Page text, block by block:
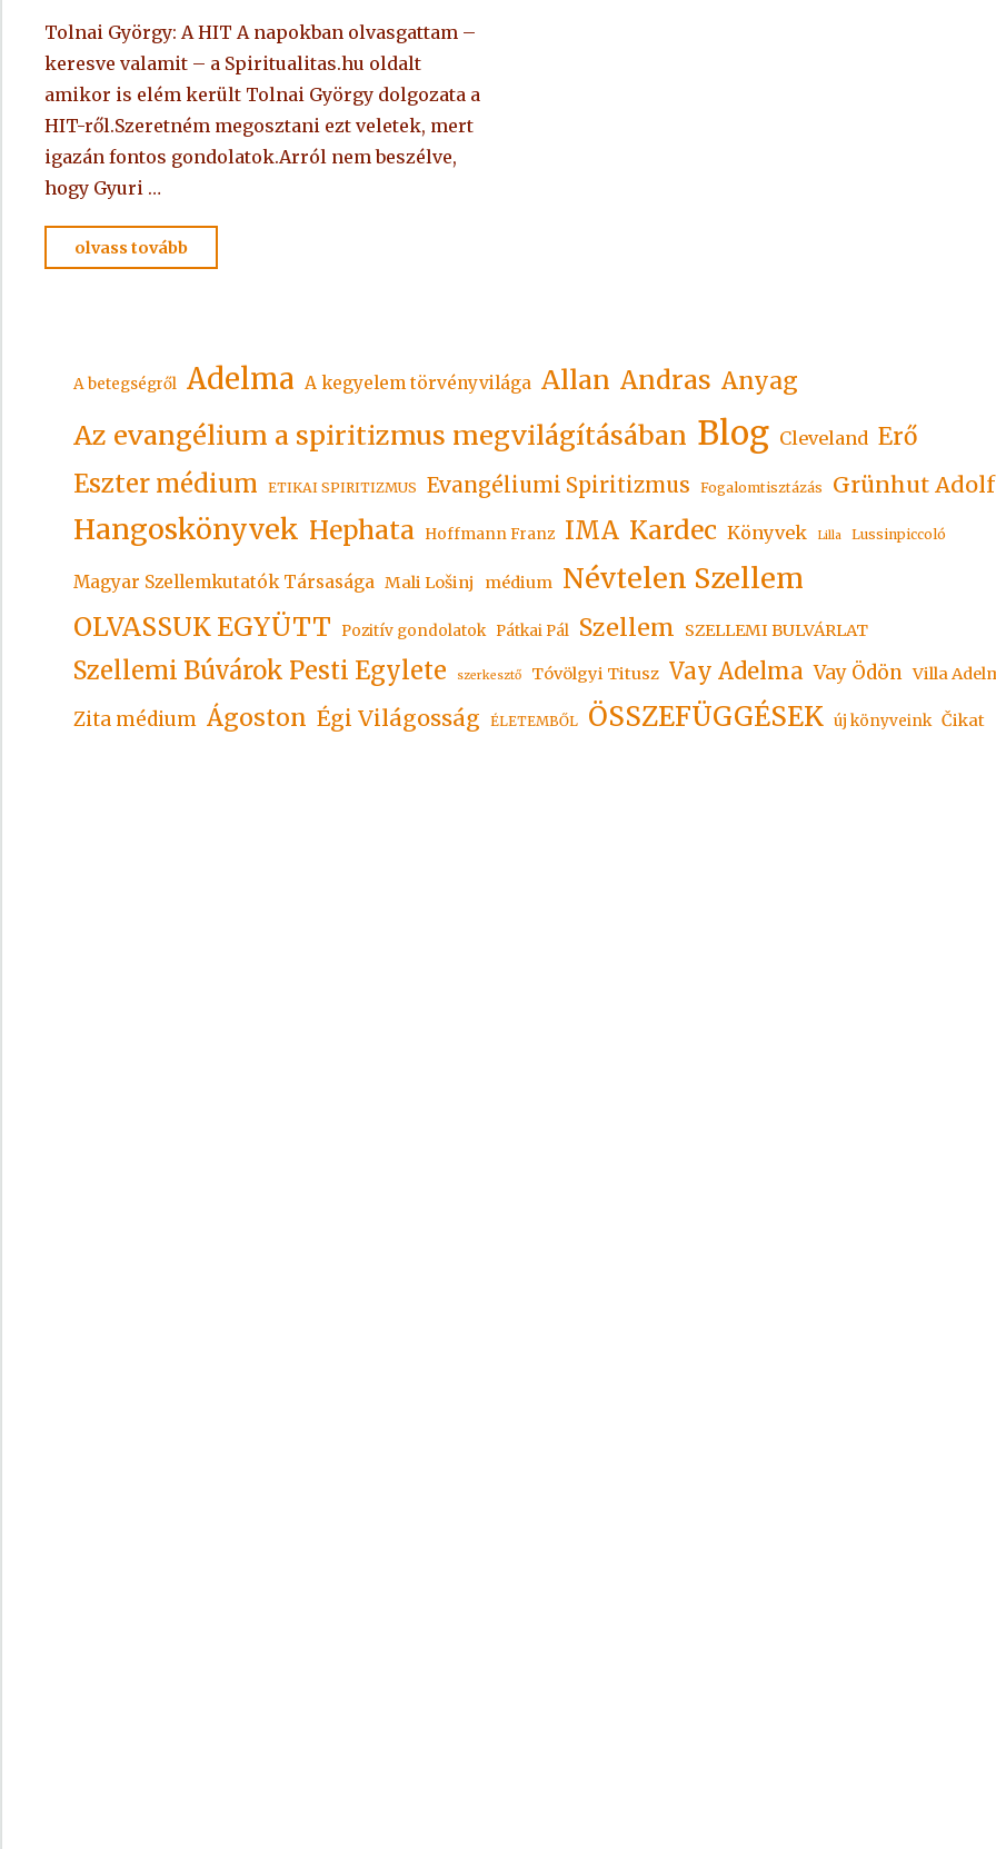
Tolnai György: A HIT A napokban olvasgattam –
keresve valamit – a Spiritualitas.hu oldalt
amikor is elém került Tolnai György dolgozata a
HIT-ről.Szeretném megosztani ezt veletek, mert
igazán fontos gondolatok.Arról nem beszélve,
hogy Gyuri …
olvass tovább
A betegségről Adelma A kegyelem törvényvilága Allan Andras Anyag
Az evangélium a spiritizmus megvilágításában Blog Cleveland Erő
Eszter médium ETIKAI SPIRITIZMUS Evangéliumi Spiritizmus Fogalomtisztázás Grünhut Adolf
Hangoskönyvek Hephata Hoffmann Franz IMA Kardec Könyvek Lilla Lussinpiccoló
Magyar Szellemkutatók Társasága Mali Lošinj médium Névtelen Szellem
OLVASSUK EGYÜTT Pozitív gondolatok Pátkai Pál Szellem SZELLEMI BULVÁRLAT
Szellemi Búvárok Pesti Egylete szerkesztő Tóvölgyi Titusz Vay Adelma Vay Ödön Villa
Zita médium Ágoston Égi Világosság ÉLETEMBŐL ÖSSZEFÜGGÉSEK új könyveink Čikat